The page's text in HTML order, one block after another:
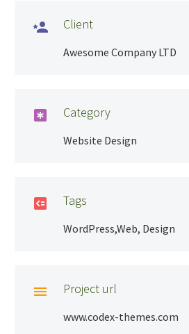
 Client
Awesome Company LTD
 Category
Website Design
 Tags
WordPress,Web, Design
 Project url
www.codex-themes.com